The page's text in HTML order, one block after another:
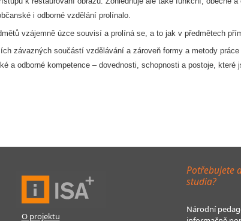
i odborné vzdělání prolínalo.
vzájemně úzce souvisí a prolíná se, a to jak v předmětech
závazných součástí vzdělávání a zároveň formy a metody
a odborné kompetence – dovednosti, schopnosti a postoje,
O projektu
Potřebujete
studia?
Národní